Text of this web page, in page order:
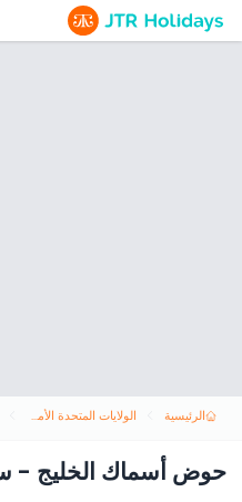
الرئيسية الولايات المتحدة الأمريكية
حوض أسماك الخليج -